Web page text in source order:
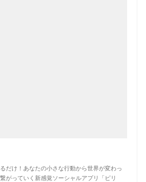
だけ！あなたの小さな行動から世界が変わっ
がっていく新感覚ソーシャルアプリ「ピリ